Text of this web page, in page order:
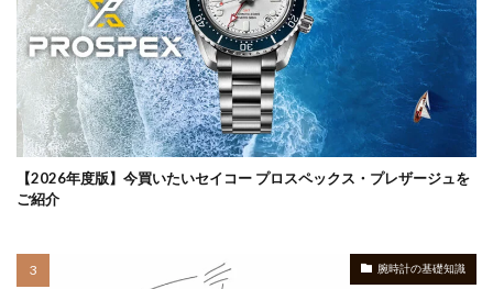
【2026年度版】今買いたいセイコー プロスペックス・プレザージュを
ご紹介
腕時計の基礎知識